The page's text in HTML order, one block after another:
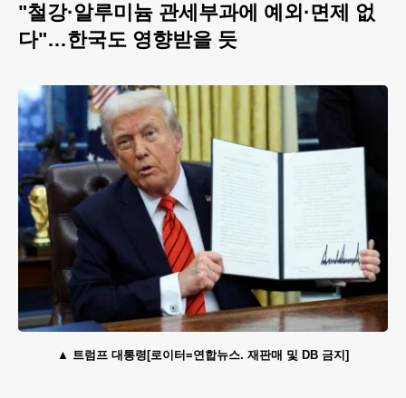
"철강·알루미늄 관세부과에 예외·면제 없
다"…한국도 영향받을 듯
트럼프 대통령[로이터=연합뉴스. 재판매 및 DB 금지]